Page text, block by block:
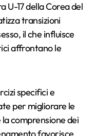
U-17 della Corea del
transizioni
il che influisce
affrontano le
specifici e
per migliorare le
comprensione dei